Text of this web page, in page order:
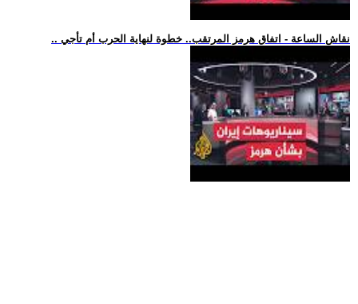
.. نقاش الساعة - اتفاق هرمز المرتقب.. خطوة لنهاية الحرب أم تأجي